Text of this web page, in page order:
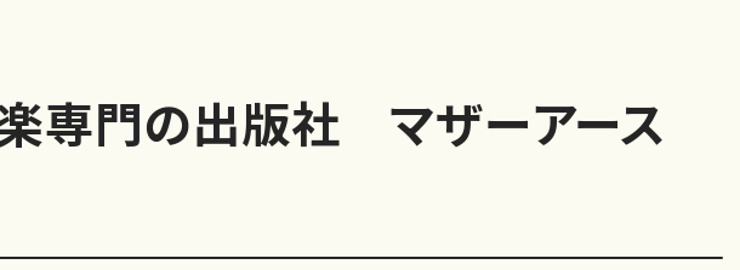
専門の出版社 マザーアース